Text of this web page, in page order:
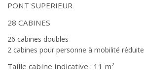
PONT SUPERIEUR
28 CABINES
26 cabines doubles
2 cabines pour personne à mobilité réduite
Taille cabine indicative : 11 m²